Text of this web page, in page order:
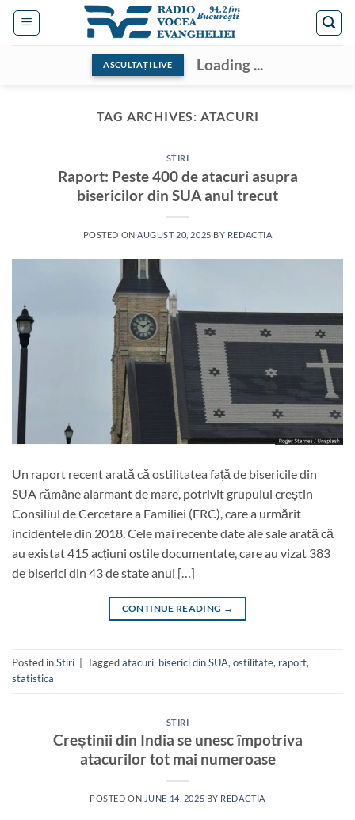
Skip
ASCULTAȚI LIVE Loading ...
TAG ARCHIVES: ATACURI
STIRI
Raport: Peste 400 de atacuri asupra
bisericilor din SUA anul trecut
POSTED ON AUGUST 20, 2025 BY REDACTIA
Un raport recent arată că ostilitatea față de bisericile din
SUA rămâne alarmant de mare, potrivit grupului creștin
Consiliul de Cercetare a Familiei (FRC), care a urmărit
incidentele din 2018. Cele mai recente date ale sale arată că
au existat 415 acțiuni ostile documentate, care au vizat 383
de biserici din 43 de state anul […]
CONTINUE READING →
Posted inStiri Taggedatacuri, biserici din SUA, ostilitate, raport,
statistica
STIRI
Creștinii din India se unesc împotriva
atacurilor tot mai numeroase
POSTED ON JUNE 14, 2025 BY REDACTIA